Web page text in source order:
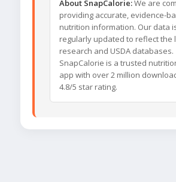
About SnapCalorie:We are
providing accurate, evidence-
nutrition information. Our data
regularly updated to reflect the
research and USDA databases.
SnapCalorie is a trusted
app with over 2 million
4.8/5 star rating.